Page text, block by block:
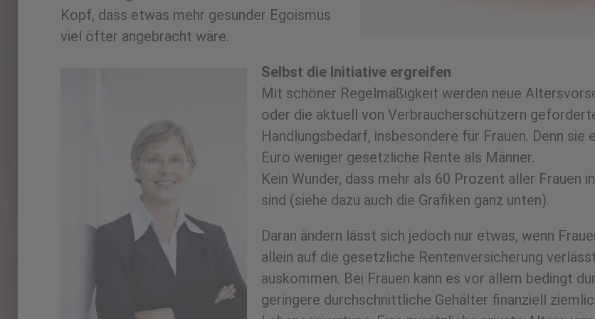
Kopf, dass etwas mehr gesunder Egoismus
viel öfter angebracht wäre.
Selbst die Initiative ergreifen
Mit schöner Regelmäßigkeit werden neue
oder die aktuell von Verbraucherschützern
Handlungsbedarf, insbesondere für Frauen. Denn
Euro weniger gesetzliche Rente als Männer.
Kein Wunder, dass mehr als 60 Prozent aller Frauen
sind (siehe dazu auch die Grafiken ganz unten).
Daran ändern lässt sich jedoch nur etwas, wenn
allein auf die gesetzliche Rentenversicherung
auskommen. Bei Frauen kann es vor allem bedingt
geringere durchschnittliche Gehälter finanziell